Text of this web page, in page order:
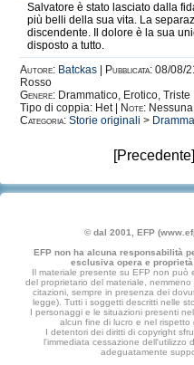
Salvatore è stato lasciato dalla
più belli della sua vita. La
discendente. Il dolore è la sua
disposto a tutto.
Autore: Batckas Pubblicata: 08/08/
Rosso
Genere: Drammatico, Erotico, Triste |
Tipo di coppia: Het |
Note: Nessuna |
Categoria: Storie originali >
© dal 2001, EFP
EFP non ha alcuna responsabilità
esclusiva opera e
Il materiale presente su EFP non può
del proprietario del materiale,
citazioni, sempre in presenza dei
legge). Tutti i soggetti descritti nelle
I personaggi e le situazioni presenti
alcun fine di lucro e nel rispetto
I detentori dei diritti di copyright
l'immediata cessazione dell'utilizzo
adeguatamente